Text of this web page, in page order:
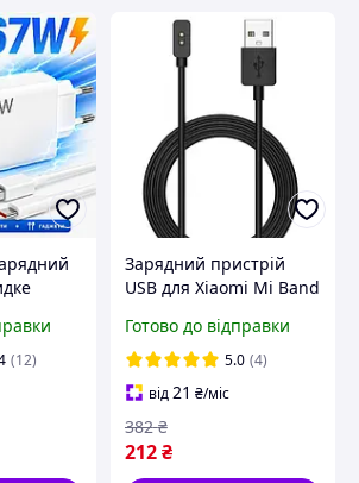
+
C/
(12)
Зарядний пристрій
USB для Xiaomi Mi Band
для заряджання
фітнес-браслета
Готово до відправки
5.0 (4)
від 21 ₴/міс
212₴
382 ₴